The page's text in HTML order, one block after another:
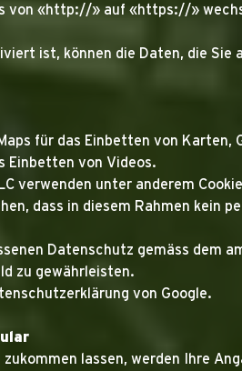
von «http://» auf «https://»
ist, können die Daten, die
für das Einbetten von Karten,
Einbetten von Videos.
verwenden unter anderem
dass in diesem Rahmen kein
Datenschutz gemäss dem
zu gewährleisten.
von Google.
lassen, werden Ihre